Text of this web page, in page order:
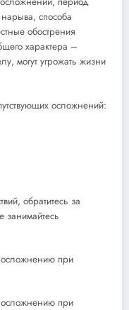
нарыва, способа
обострения
характера –
могут угрожать жизни
осложнений:
обратитесь за